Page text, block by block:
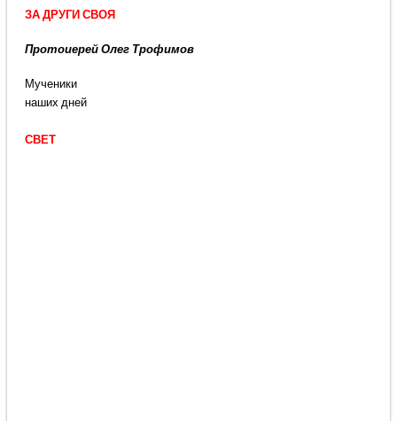
ЗА ДРУГИ СВОЯ
Протоиерей Олег Трофимов
Мученики
наших дней
СВЕТ